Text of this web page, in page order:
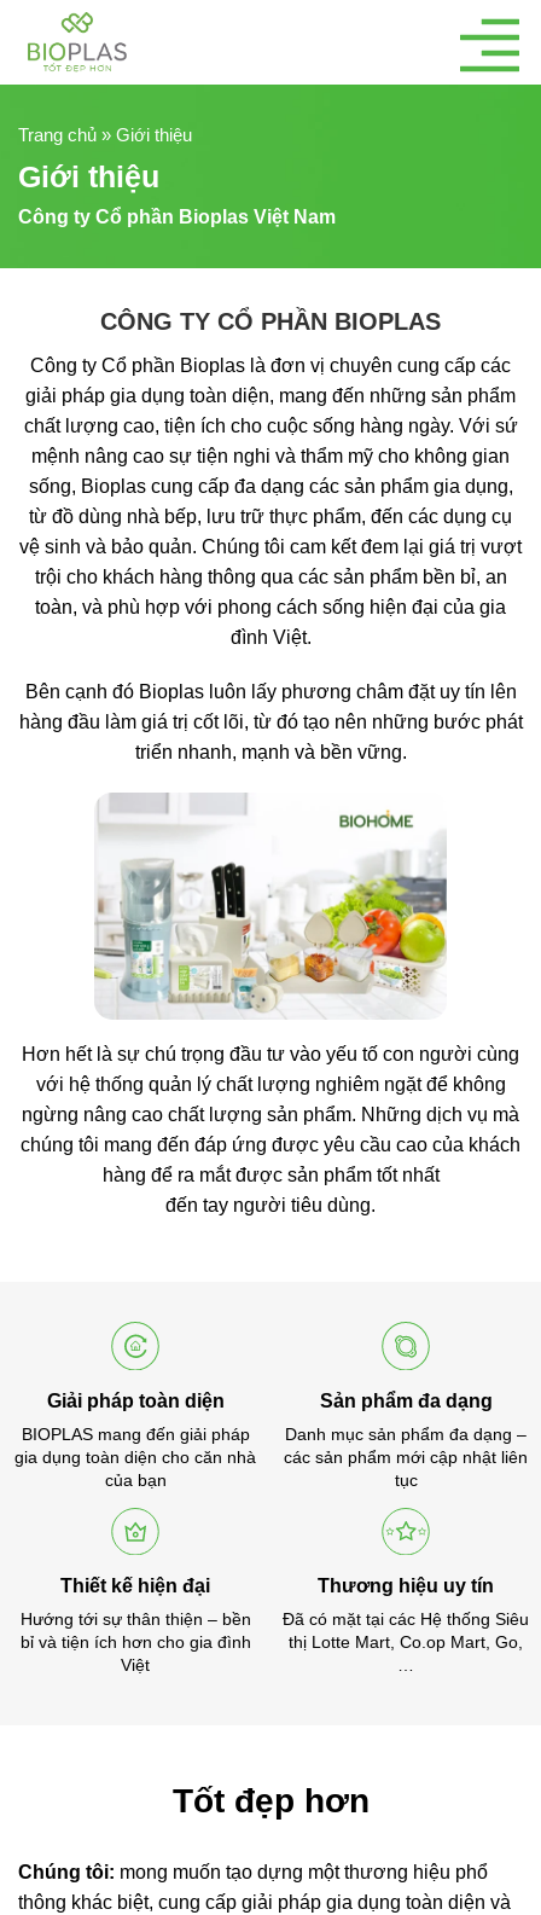
qua
Trang chủ » Giới thiệu
Giới thiệu
Công ty Cổ phần Bioplas Việt Nam
CÔNG TY CỔ PHẦN BIOPLAS
Công ty Cổ phần Bioplas là đơn vị chuyên cung cấp các
giải pháp gia dụng toàn diện, mang đến những sản phẩm
chất lượng cao, tiện ích cho cuộc sống hàng ngày. Với sứ
mệnh nâng cao sự tiện nghi và thẩm mỹ cho không gian
sống, Bioplas cung cấp đa dạng các sản phẩm gia dụng,
từ đồ dùng nhà bếp, lưu trữ thực phẩm, đến các dụng cụ
vệ sinh và bảo quản. Chúng tôi cam kết đem lại giá trị vượt
trội cho khách hàng thông qua các sản phẩm bền bỉ, an
toàn, và phù hợp với phong cách sống hiện đại của gia
đình Việt.
Bên cạnh đó Bioplas luôn lấy phương châm đặt uy tín lên
hàng đầu làm giá trị cốt lõi, từ đó tạo nên những bước phát
triển nhanh, mạnh và bền vững.
Hơn hết là sự chú trọng đầu tư vào yếu tố con người cùng
với hệ thống quản lý chất lượng nghiêm ngặt để không
ngừng nâng cao chất lượng sản phẩm. Những dịch vụ mà
chúng tôi mang đến đáp ứng được yêu cầu cao của khách
hàng để ra mắt được sản phẩm tốt nhất
đến tay người tiêu dùng.
Giải pháp toàn diện
BIOPLAS mang đến giải pháp
gia dụng toàn diện cho căn nhà
của bạn
Sản phẩm đa dạng
Danh mục sản phẩm đa dạng –
các sản phẩm mới cập nhật liên
tục
Thiết kế hiện đại
Hướng tới sự thân thiện – bền
bỉ và tiện ích hơn cho gia đình
Việt
Thương hiệu uy tín
Đã có mặt tại các Hệ thống Siêu
thị Lotte Mart, Co.op Mart, Go,
…
Tốt đẹp hơn
Chúng tôi: mong muốn tạo dựng một thương hiệu phổ
thông khác biệt, cung cấp giải pháp gia dụng toàn diện và